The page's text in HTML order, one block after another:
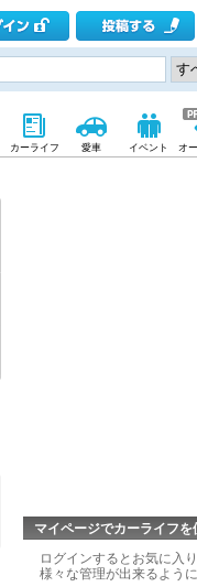
カーライフ 愛車 イベント オ
マイページでカーライフを
ログインするとお気に入
様々な管理が出来るよう